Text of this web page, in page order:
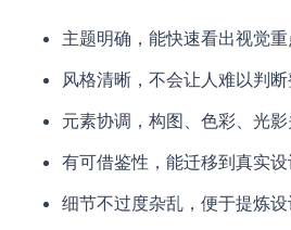
主题明确，能快速看出视觉重
风格清晰，不会让人难以判
元素协调，构图、色彩、光
有可借鉴性，能迁移到真实
细节不过度杂乱，便于提炼